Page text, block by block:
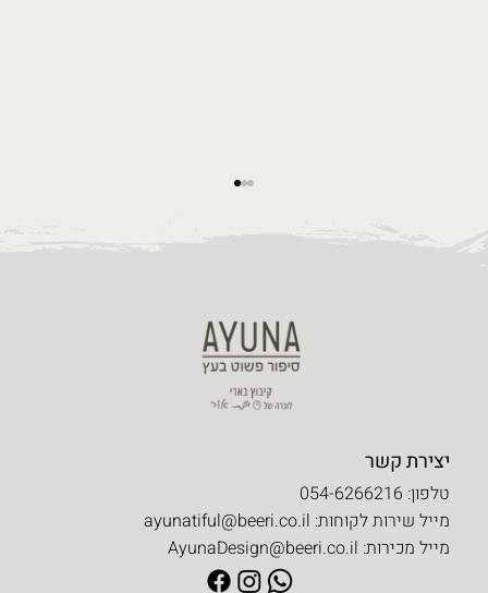
טיפים של יונת ז"ל לעיצוב הבית
יצירת קשר
טלפון: 054-6266216
מייל שירות לקוחות: ayunatiful@beeri.co.il
מייל מכירות: AyunaDesign@beeri.co.il